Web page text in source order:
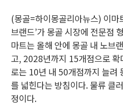
(몽골=하이몽골리아뉴스) 이
브랜드’가 몽골 시장에 전문점
마트는 올해 안에 몽골 내 노브
고, 2028년까지 15개점으로 확
로는 10년 내 50개점까지 늘려
를 넓힌다는 방침이다. 물류 클
정이다.